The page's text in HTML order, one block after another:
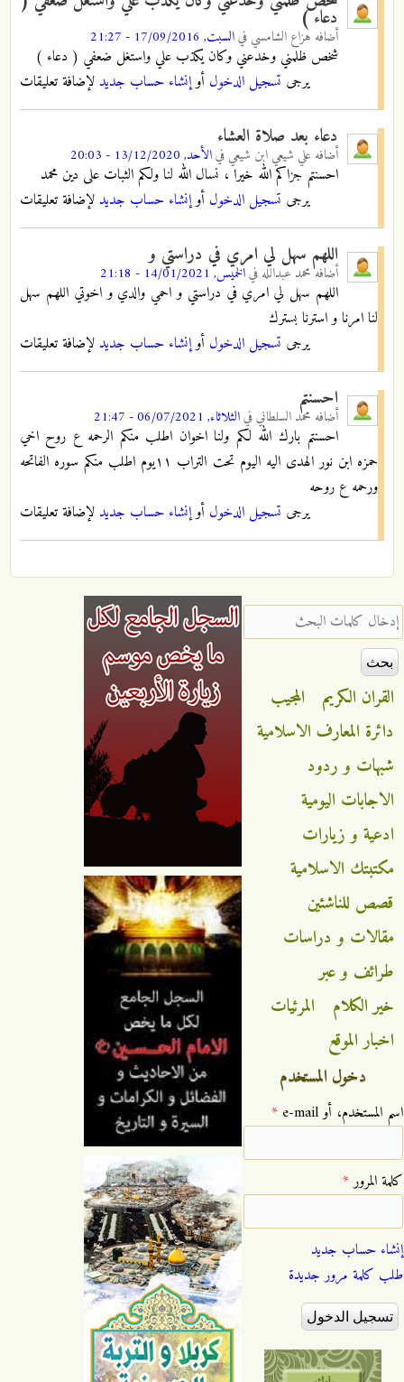
دعاء )
أضافه هزاع الشامسي فيالسبت, 17/09/2016 - 21:27
شخص ظلمني وخدعني وكان يكذب علي واستغل ضعفي ( دعاء )
يرجى تسجيل الدخول أوإنشاء حساب جديد لإضافة تعليقات
دعاء بعد صلاة العشاء
أضافه علي شيعي ابن شيعي فيالأحد, 13/12/2020 - 20:03
احسنتم جزاكم الله خيرا ، نسال الله لنا ولكم الثبات على دين محمد
يرجى تسجيل الدخول أوإنشاء حساب جديد لإضافة تعليقات
اللهم سهل لي امري في دراستي و
أضافهمحمد عبدالله فيالخميس, 14/01/2021 - 21:18
اللهم سهل لي امري في دراستي و احمي والدي و اخوتي اللهم سهل
لنا امرنا و استرنا بسترك
يرجى تسجيل الدخول أوإنشاء حساب جديد لإضافة تعليقات
احسنتم
أضافه محمد السلطانيفيالثلاثاء, 06/07/2021 - 21:47
احسنتم بارك الله لكم ولنا اخوان اطلب منكم الرحمه ع روح اخي
حمزه ابن نور الهدى اليه اليوم تحت التراب ١١يوم اطلب منكم سوره الفاتحه
ورحمه ع روحه
يرجى تسجيل الدخول أوإنشاء حساب جديد لإضافة تعليقات
‏إدخال كلمات البحث ‏
القران الكريم
المجيب
دائرة المعارف الاسلامية
شبهات و ردود
الاجابات اليومية
ادعية و زيارات
مكتبتك الاسلامية
قصص للناشئين
مقالات و دراسات
طرائف و عبر
خير الكلام
المرئيات
اخبار الموقع
دخول المستخدم
‏اسم المستخدم، أو e-mail ‏ *
‏كلمة المرور ‏*
إنشاء حساب جديد
طلب كلمة مرور جديدة